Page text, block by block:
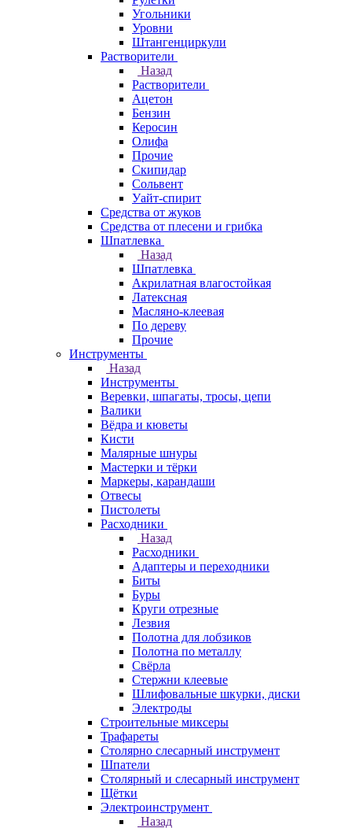
Угольники
Уровни
Штангенциркули
Растворители
Назад
Растворители
Ацетон
Бензин
Керосин
Олифа
Прочие
Скипидар
Сольвент
Уайт-спирит
Средства от жуков
Средства от плесени и грибка
Шпатлевка
Назад
Шпатлевка
Акрилатная влагостойкая
Латексная
Масляно-клеевая
По дереву
Прочие
Инструменты
Назад
Инструменты
Веревки, шпагаты, тросы, цепи
Валики
Вёдра и кюветы
Кисти
Малярные шнуры
Мастерки и тёрки
Маркеры, карандаши
Отвесы
Пистолеты
Расходники
Назад
Расходники
Адаптеры и переходники
Биты
Буры
Круги отрезные
Лезвия
Полотна для лобзиков
Полотна по металлу
Свёрла
Стержни клеевые
Шлифовальные шкурки, диски
Электроды
Строительные миксеры
Трафареты
Столярно слесарный инструмент
Шпатели
Столярный и слесарный инструмент
Щётки
Электроинструмент
Назад